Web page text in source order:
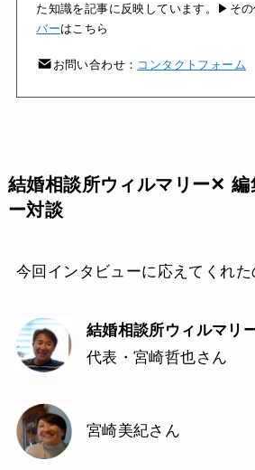
た知識を記事に反映しています。▶そ
バーはこちら
お問い合わせ： コンタクトフォーム
結婚相談所ウィルマリー✕ 編
ー対談
今回インタビューに応えてくれた
結婚相談所ウィルマリ
代表・宮崎哲也さん
宮崎美紀さん